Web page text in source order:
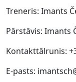
Treneris: Imants
Pārstāvis: Imants
Kontakttālrunis:
E-pasts: